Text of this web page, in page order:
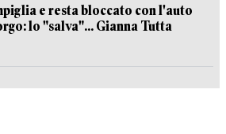
e resta bloccato con l'auto
lo "salva"... Gianna Tutta